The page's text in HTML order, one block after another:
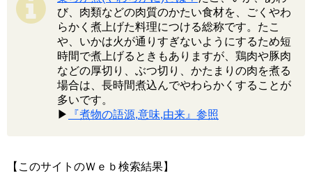
び、肉類などの肉質のかたい食材を、ごくやわ
らかく煮上げた料理につける総称です。たこ
や、いかは火が通りすぎないようにするため短
時間で煮上げるときもありますが、鶏肉や豚肉
などの厚切り、ぶつ切り、かたまりの肉を煮る
場合は、長時間煮込んでやわらかくすることが
多いです。
▶
『煮物の語源,意味,由来』参照
【このサイトのＷｅｂ検索結果】